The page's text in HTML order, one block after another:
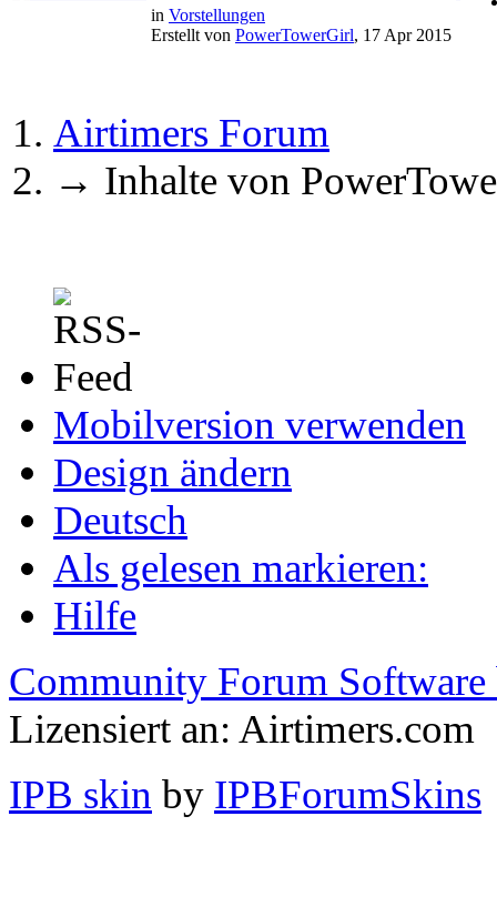
in Vorstellungen
Erstellt von PowerTowerGirl, 17 Apr 2015
Airtimers Forum
→ Inhalte von
Mobilversion verwenden
Design ändern
Deutsch
Als gelesen markieren:
Hilfe
Community Forum Software
Lizensiert an: Airtimers.com
IPB skin by IPBForumSkins